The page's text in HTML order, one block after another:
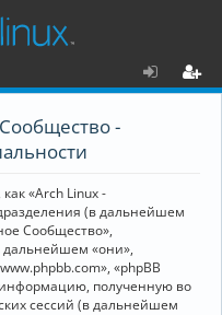
-
«Arch Linux -
(в дальнейшем
Сообщество»,
дальнейшем «они»,
«phpBB
информацию, полученную во
сессий (в дальнейшем